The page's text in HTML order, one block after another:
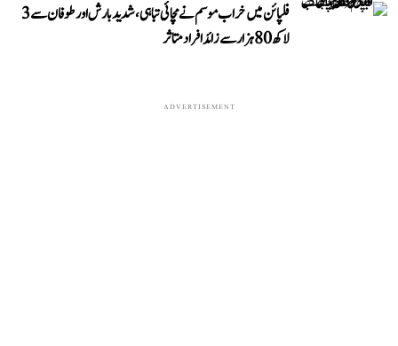
فلپائن میں خراب موسم نے مچائی تباہی، شدید بارش اور طوفان سے 3
لاکھ 80 ہزار سے زائد افراد متاثر
ADVERTISEMENT